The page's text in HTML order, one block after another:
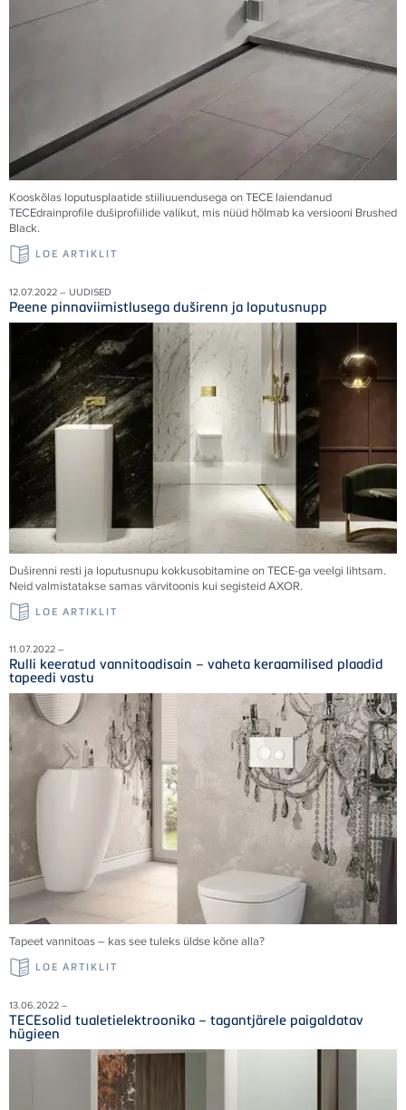
Kooskõlas loputusplaatide stiiliuuendusega on TECE laiendanud
TECEdrainprofile dušiprofiilide valikut, mis nüüd hõlmab ka versiooni Brushed
Black.
LOE ARTIKLIT
12.07.2022 – UUDISED
Peene pinnaviimistlusega duširenn ja loputusnupp
Duširenni resti ja loputusnupu kokkusobitamine on TECE-ga veelgi lihtsam.
Neid valmistatakse samas värvitoonis kui segisteid AXOR.
LOE ARTIKLIT
11.07.2022 –
Rulli keeratud vannitoadisain – vaheta keraamilised plaadid
tapeedi vastu
Tapeet vannitoas – kas see tuleks üldse kõne alla?
LOE ARTIKLIT
13.06.2022 –
TECEsolid tualetielektroonika – tagantjärele paigaldatav
hügieen